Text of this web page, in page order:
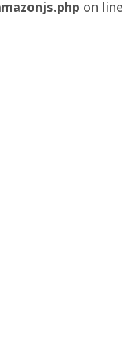
on line